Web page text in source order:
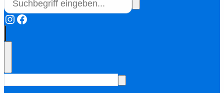
Instagram
Facebook